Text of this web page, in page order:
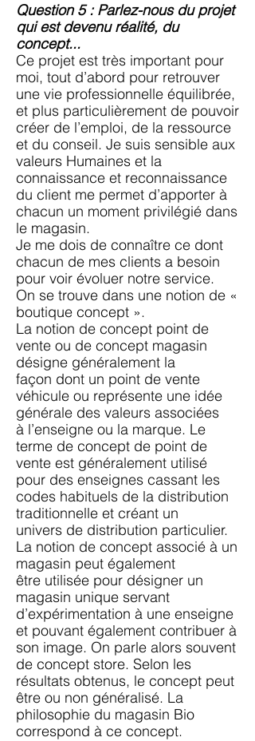
Question 5 : Parlez-nous du projet
qui est devenu réalité, du
concept...
Ce projet est très important pour
moi, tout d’abord pour retrouver
une vie professionnelle équilibrée,
et plus particulièrement de pouvoir
créer de l’emploi, de la ressource
et du conseil. Je suis sensible aux
valeurs Humaines et la
connaissance et reconnaissance
du client me permet d’apporter à
chacun un moment privilégié dans
le magasin.
Je me dois de connaître ce dont
chacun de mes clients a besoin
pour voir évoluer notre service.
On se trouve dans une notion de «
boutique concept ».
La notion de concept point de
vente ou de concept magasin
désigne généralement la
façon dont un point de vente
véhicule ou représente une idée
générale des valeurs associées
à l’enseigne ou la marque. Le
terme de concept de point de
vente est généralement utilisé
pour des enseignes cassant les
codes habituels de la distribution
traditionnelle et créant un
univers de distribution particulier.
La notion de concept associé à un
magasin peut également
être utilisée pour désigner un
magasin unique servant
d’expérimentation à une enseigne
et pouvant également contribuer à
son image. On parle alors souvent
de concept store. Selon les
résultats obtenus, le concept peut
être ou non généralisé. La
philosophie du magasin Bio
correspond à ce concept.